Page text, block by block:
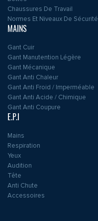
Chaussures De Travail
Normes Et Niveaux De Sécurité
MAINS
Gant Cuir
Gant Manutention Légère
Gant Mécanique
Gant Anti Chaleur
Gant Anti Froid / Imperméable
Gant Anti Acide / Chimique
Gant Anti Coupure
E.P.I
Mains
Respiration
Yeux
Audition
Tête
Anti Chute
Accessoires